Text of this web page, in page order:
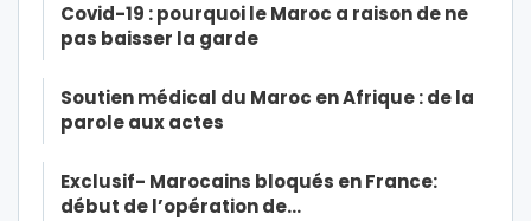
Covid-19 : pourquoi le Maroc a raison de ne
pas baisser la garde
Soutien médical du Maroc en Afrique : de la
parole aux actes
Exclusif- Marocains bloqués en France:
début de l’opération de…